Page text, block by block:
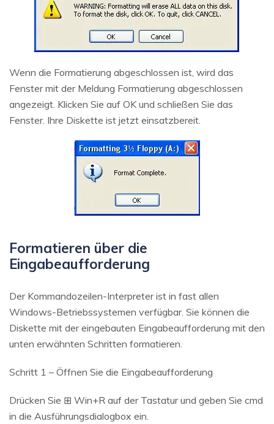
Wenn die Formatierung abgeschlossen ist, wird das
Fenster mit der Meldung Formatierung abgeschlossen
angezeigt. Klicken Sie auf OK und schließen Sie das
Fenster. Ihre Diskette ist jetzt einsatzbereit.
Formatieren über die
Eingabeaufforderung
Der Kommandozeilen-Interpreter ist in fast allen
Windows-Betriebssystemen verfügbar. Sie können die
Diskette mit der eingebauten Eingabeaufforderung mit den
unten erwähnten Schritten formatieren.
Schritt 1 – Öffnen Sie die Eingabeaufforderung
Drücken Sie ⊞ Win+R auf der Tastatur und geben Sie cmd
in die Ausführungsdialogbox ein.